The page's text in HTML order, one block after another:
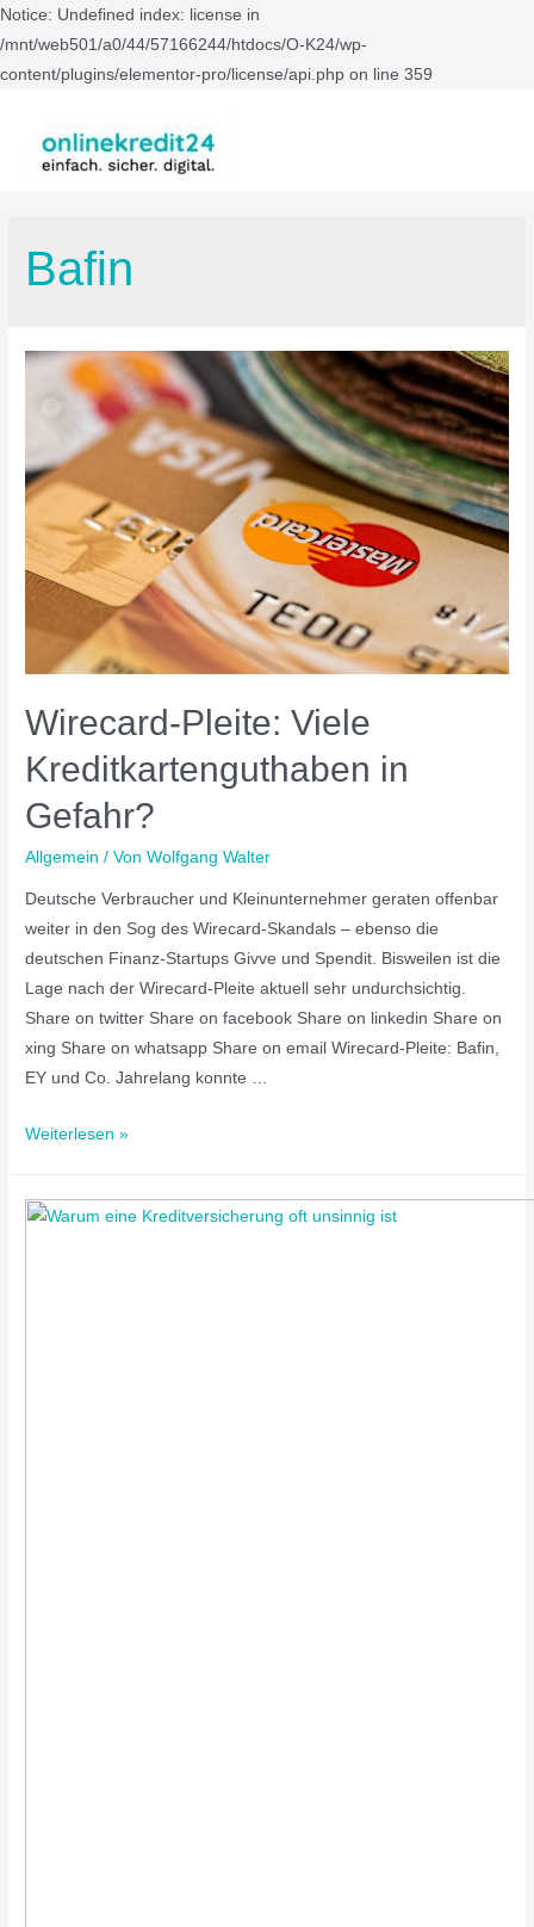
Notice: Undefined index: license in
/mnt/web501/a0/44/57166244/htdocs/O-K24/wp-
content/plugins/elementor-pro/license/api.php on line 359
Bafin
Wirecard-Pleite: Viele
Kreditkartenguthaben in
Gefahr?
Allgemein / VonWolfgang Walter
Deutsche Verbraucher und Kleinunternehmer geraten offenbar
weiter in den Sog des Wirecard-Skandals – ebenso die
deutschen Finanz-Startups Givve und Spendit. Bisweilen ist die
Lage nach der Wirecard-Pleite aktuell sehr undurchsichtig.
Share on twitter Share on facebook Share on linkedin Share on
xing Share on whatsapp Share on email Wirecard-Pleite: Bafin,
EY und Co. Jahrelang konnte …
Weiterlesen »